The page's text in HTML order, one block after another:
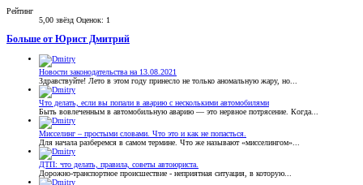
Рейтинг
5,00 звёзд Оценок: 1
Больше от Юрист Дмитрий
Новости законодательства на 13.08.2021
Здравствуйте! Лето в этом году принесло не только аномальную жару, но...
Что делать, если вы попали в аварию с несколькими автомобилями
Быть вовлеченным в автомобильную аварию — это нервное потрясение. Когда...
Мисселинг – простыми словами. Что это и как не попасться.
Для начала разберемся в самом термине. Что же называют «мисселингом»...
ДТП: что делать, правила, советы автоюриста.
Дорожно-транспортное происшествие - неприятная ситуация, в которую...